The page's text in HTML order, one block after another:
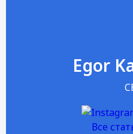
Egor
Все